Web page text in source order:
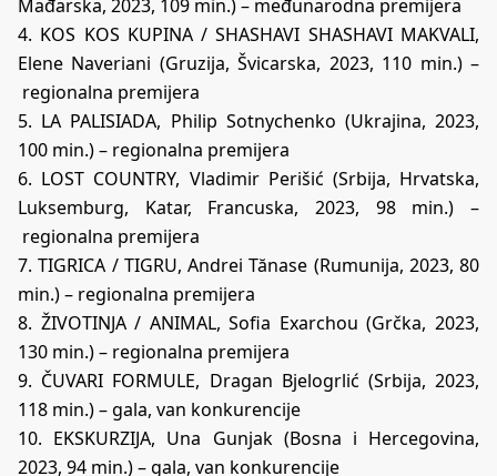
Mađarska, 2023, 109 min.) – međunarodna premijera
4. KOS KOS KUPINA / SHASHAVI SHASHAVI MAKVALI,
Elene Naveriani (Gruzija, Švicarska, 2023, 110 min.) –
regionalna premijera
5. LA PALISIADA, Philip Sotnychenko (Ukrajina, 2023,
100 min.) – regionalna premijera
6. LOST COUNTRY, Vladimir Perišić (Srbija, Hrvatska,
Luksemburg, Katar, Francuska, 2023, 98 min.) –
regionalna premijera
7. TIGRICA / TIGRU, Andrei Tănase (Rumunija, 2023, 80
min.) – regionalna premijera
8. ŽIVOTINJA / ANIMAL, Sofia Exarchou (Grčka, 2023,
130 min.) – regionalna premijera
9. ČUVARI FORMULE, Dragan Bjelogrlić (Srbija, 2023,
118 min.) – gala, van konkurencije
10. EKSKURZIJA, Una Gunjak (Bosna i Hercegovina,
2023, 94 min.) – gala, van konkurencije